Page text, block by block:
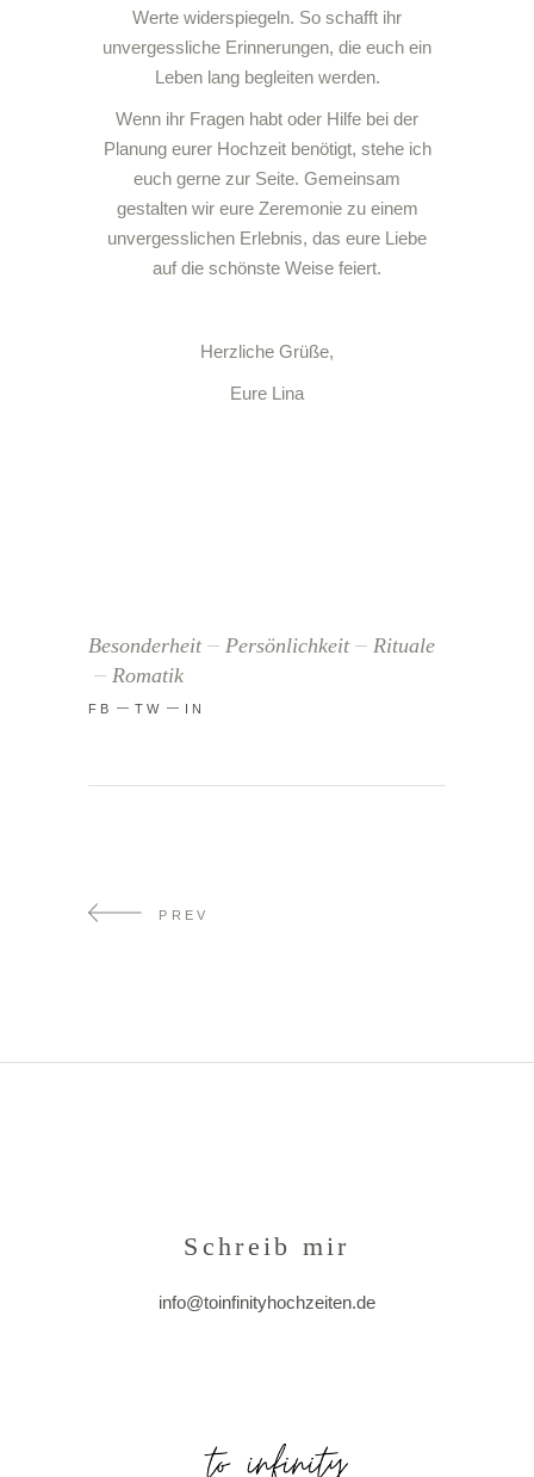
Werte widerspiegeln. So schafft ihr
unvergessliche Erinnerungen, die euch ein
Leben lang begleiten werden.
Wenn ihr Fragen habt oder Hilfe bei der
Planung eurer Hochzeit benötigt, stehe ich
euch gerne zur Seite. Gemeinsam
gestalten wir eure Zeremonie zu einem
unvergesslichen Erlebnis, das eure Liebe
auf die schönste Weise feiert.
Herzliche Grüße,
Eure Lina
Besonderheit Persönlichkeit
Rituale
Romatik
FB TW IN
PREV
Schreib mir
info@toinfinityhochzeiten.de